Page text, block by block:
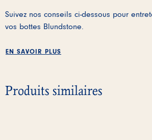
Suivez nos conseils ci-dessous pour
vos bottes Blundstone.
EN SAVOIR PLUS
Produits similaires